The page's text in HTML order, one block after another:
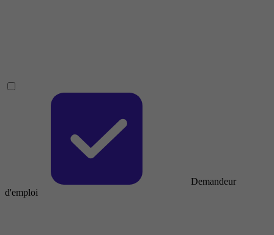
Demandeur
d'emploi